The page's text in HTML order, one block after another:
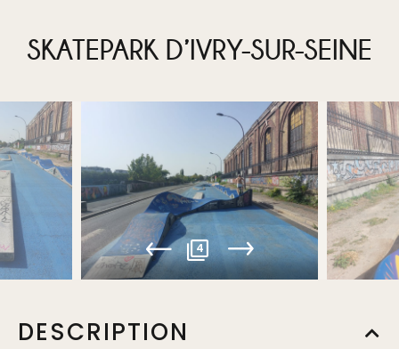
SKATEPARK D’IVRY-SUR-SEINE
4
DESCRIPTION